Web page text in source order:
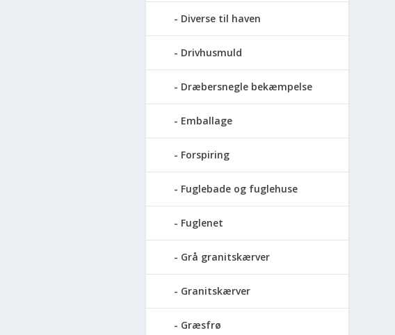
Diverse til haven
Drivhusmuld
Dræbersnegle bekæmpelse
Emballage
Forspiring
Fuglebade og fuglehuse
Fuglenet
Grå granitskærver
Granitskærver
Græsfrø